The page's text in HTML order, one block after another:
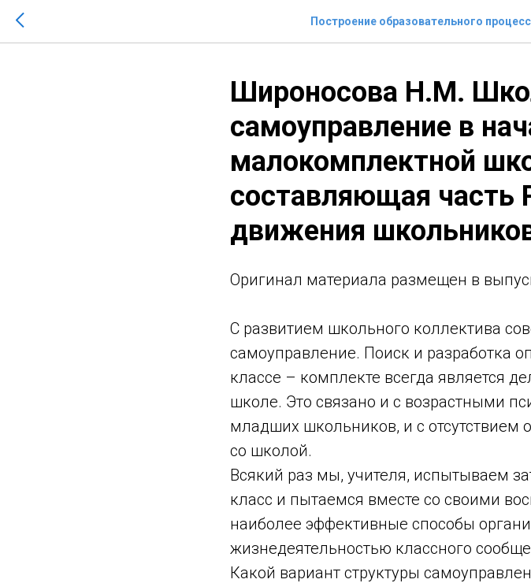
Построение образовательного
Широносова Н.М.
самоуправление в
малокомплектной
составляющая часть
движения
Оригинaл материала размещен в
С развитием школьного коллектива
самоуправление. Поиск и разработка
классе – комплекте всегда является
школе. Это связано и с возрастными
младших школьников, и с отсутствием
со школой.
Всякий раз мы, учителя, испытываем
класс и пытаемся вместе со своими
наиболее эффективные способы
жизнедеятельностью классного
Какой вариант структуры